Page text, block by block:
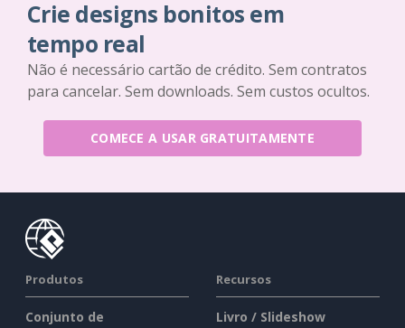
Crie designs bonitos em
tempo real
Não é necessário cartão de crédito. Sem contratos
para cancelar. Sem downloads. Sem custos ocultos.
COMECE A USAR GRATUITAMENTE
Produtos
Conjunto de
Recursos
Livro / Slideshow